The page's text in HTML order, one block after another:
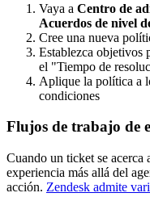
Vaya a Centro de
Acuerdos de nivel
Cree una nueva
Establezca objetivos
el "Tiempo de
Aplique la política a
condiciones
Flujos de trabajo de
Cuando un ticket se
experiencia más allá del
acción. Zendesk admite